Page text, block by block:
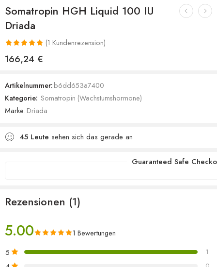
Somatropin HGH Liquid 100 IU
Driada
Bewertet mit
von 5,
auf
1
Kundenbewertung
(1 Kundenrezension)
166,24 €
Artikelnummer:b6dd653a7400
Kategorie: Somatropin (Wachstumshormone)
Marke:Driada
45 Leute sehen sich das gerade an
Guaranteed Safe
Rezensionen (1)
5.00 1 Bewertungen
5 1